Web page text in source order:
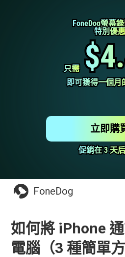
FoneDog螢幕
FoneDog螢幕
特別優惠
特別優惠
只需
只需
即可獲得一個月
即可獲得一個月
促銷在 3 天
促銷在 3 天
立即購
FoneDog
如何將 iPhone
電腦（3 種簡單方